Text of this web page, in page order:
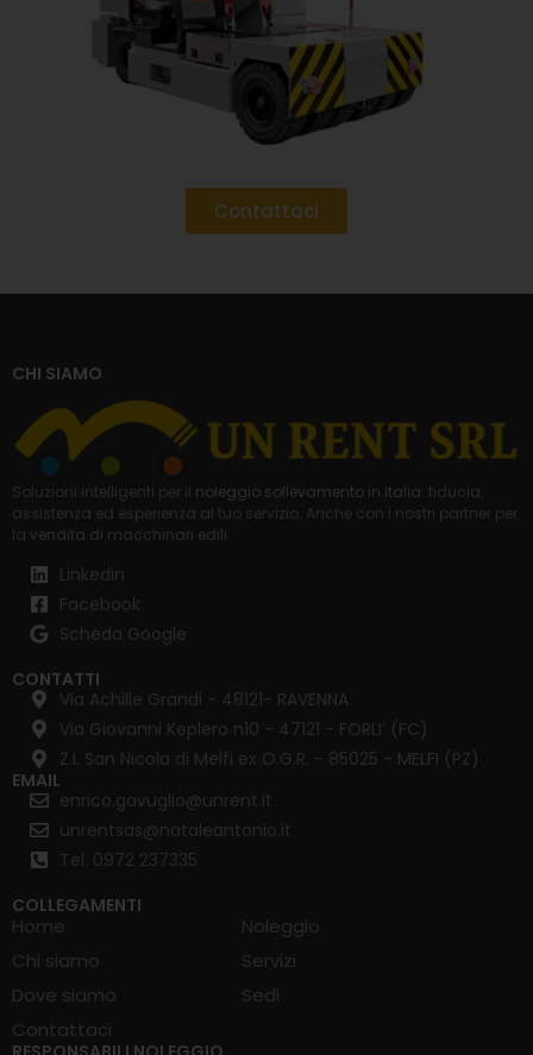
Contattaci
CHI SIAMO
Soluzioni intelligenti per il noleggio sollevamento in italia : fiducia,
assistenza ed esperienza al tuo servizio. Anche con i nostri partner per
la vendita di macchinari edili
Linkedin
Facebook
Scheda Google
CONTATTI
Via Achille Grandi - 48121- RAVENNA
Via Giovanni Keplero n10 - 47121 - FORLI’ (FC)
Z.I. San Nicola di Melfi ex O.G.R. - 85025 - MELFI (PZ)
EMAIL
enrico.gavuglio@unrent.it
unrentsas@nataleantonio.it
Tel. 0972 237335
COLLEGAMENTI
Home
Chi siamo
Dove siamo
Contattaci
Noleggio
Servizi
Sedi